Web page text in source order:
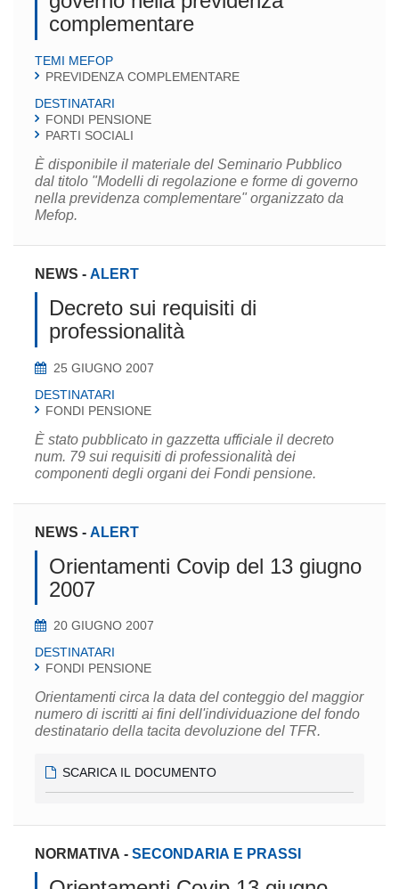
complementare
TEMI MEFOP
PREVIDENZA COMPLEMENTARE
DESTINATARI
FONDI PENSIONE
PARTI SOCIALI
È disponibile il materiale del Seminario Pubblico
dal titolo "Modelli di regolazione e forme di governo
nella previdenza complementare" organizzato da
Mefop.
NEWS - ALERT
Decreto sui requisiti di
professionalità
25 GIUGNO 2007
DESTINATARI
FONDI PENSIONE
È stato pubblicato in gazzetta ufficiale il decreto
num. 79 sui requisiti di professionalità dei
componenti degli organi dei Fondi pensione.
NEWS - ALERT
Orientamenti Covip del 13 giugno
2007
20 GIUGNO 2007
DESTINATARI
FONDI PENSIONE
Orientamenti circa la data del conteggio del maggior
numero di iscritti ai fini dell'individuazione del fondo
destinatario della tacita devoluzione del TFR.
SCARICA IL DOCUMENTO
NORMATIVA - SECONDARIA E PRASSI